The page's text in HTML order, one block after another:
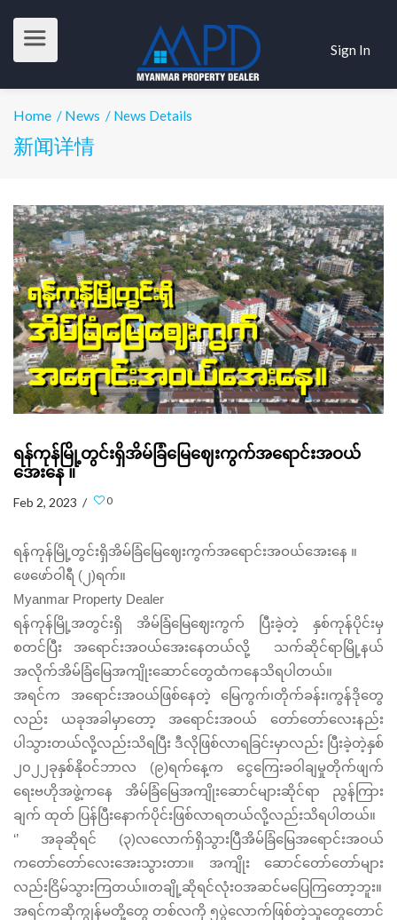
Sign In
Home / News / News Details
新闻详情
ရန်ကုန်မြို့တွင်းရှိအိမ်ခြံမြေဈေးကွက်အရောင်းအဝယ်
အေးနေ ။
Feb 2, 2023 / 0
ရန်ကုန်မြို့တွင်းရှိအိမ်ခြံမြေဈေးကွက်အရောင်းအဝယ်အေးနေ ။
ဖေဖော်ဝါရီ (၂)ရက်။
Myanmar Property Dealer
ရန်ကုန်မြို့အတွင်းရှိ အိမ်ခြံမြေဈေးကွက် ပြီးခဲ့တဲ့ နှစ်ကုန်ပိုင်းမှ
စတင်ပြီး အရောင်းအဝယ်အေးနေတယ်လို့ သက်ဆိုင်ရာမြို့နယ်
အလိုက်အိမ်ခြံမြေအကျိုးဆောင်တွေထံကနေသိရပါတယ်။
အရင်က အရောင်းအဝယ်ဖြစ်နေတဲ့ မြေကွက်၊တိုက်ခန်း၊ကွန်ဒိုတွေ
လည်း ယခုအခါမှာတော့ အရောင်းအဝယ် တော်တော်လေးနည်း
ပါသွားတယ်လို့လည်းသိရပြီး ဒီလိုဖြစ်လာရခြင်းမှာလည်း ပြီးခဲ့တဲ့နှစ်
၂၀၂၂ခုနှစ်နိုဝင်ဘာလ (၉)ရက်နေ့က ငွေကြေးခဝါချမှုတိုက်ဖျက်
ရေးဗဟိုအဖွဲ့ကနေ အိမ်ခြံမြေအကျိုးဆောင်များဆိုင်ရာ ညွန်ကြား
ချက် ထုတ် ပြန်ပြီးနောက်ပိုင်းဖြစ်လာရတယ်လို့လည်းသိရပါတယ်။
‘’ အခုဆိုရင် (၃)လလောက်ရှိသွားပြီအိမ်ခြံမြေအရောင်းအဝယ်
ကတော်တော်လေးအေးသွားတာ။ အကျိုး ဆောင်တော်တော်များ
လည်းငြိမ်သွားကြတယ်။တချို့ဆိုရင်လုံးဝအဆင်မပြေကြတော့ဘူး။
အရင်ကဆိုကျွန်မတို့တွေ တစ်လကို ၅ပွဲလောက်ဖြစ်တဲ့သူတွေတောင်